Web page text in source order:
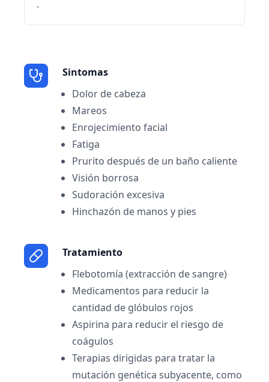
-
Sintomas
Dolor de cabeza
Mareos
Enrojecimiento facial
Fatiga
Prurito después de un baño caliente
Visión borrosa
Sudoración excesiva
Hinchazón de manos y pies
Tratamiento
Flebotomía (extracción de sangre)
Medicamentos para reducir la
cantidad de glóbulos rojos
Aspirina para reducir el riesgo de
coágulos
Terapias dirigidas para tratar la
mutación genética subyacente, como